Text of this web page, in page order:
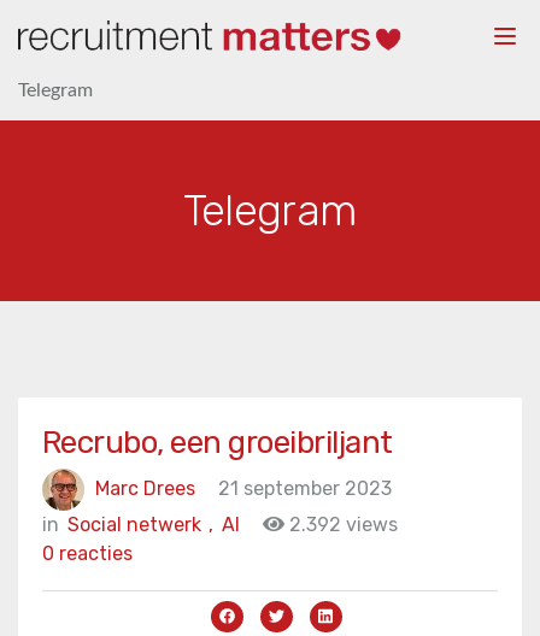
Telegram
Telegram
Recrubo, een groeibriljant
Marc Drees
21 september 2023
in
AI
Social netwerk ,
2.392 views
0 reacties